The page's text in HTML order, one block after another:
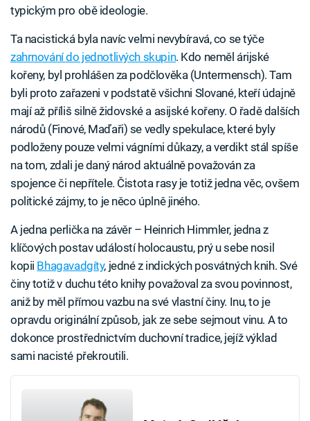
typickým pro obě ideologie.
Ta nacistická byla navíc velmi nevybíravá, co se týče
zahrnování do jednotlivých skupin. Kdo neměl árijské
kořeny, byl prohlášen za podčlověka (Untermensch). Tam
byli proto zařazeni v podstatě všichni Slované, kteří údajně
mají až příliš silně židovské a asijské kořeny. O řadě dalších
národů (Finové, Maďaři) se vedly spekulace, které byly
podloženy pouze velmi vágními důkazy, a verdikt stál spíše
na tom, zdali je daný národ aktuálně považován za
spojence či nepřítele. Čistota rasy je totiž jedna věc, ovšem
politické zájmy, to je něco úplně jiného.
A jedna perlička na závěr – Heinrich Himmler, jedna z
klíčových postav událostí holocaustu, prý u sebe nosil
kopii Bhagavadgíty, jedné z indických posvátných knih. Své
činy totiž v duchu této knihy považoval za svou povinnost,
aniž by měl přímou vazbu na své vlastní činy. Inu, to je
opravdu originální způsob, jak ze sebe sejmout vinu. A to
dokonce prostřednictvím duchovní tradice, jejíž výklad
sami nacisté překroutili.